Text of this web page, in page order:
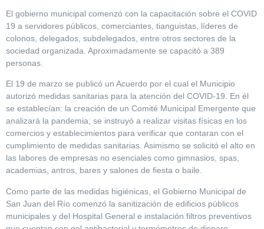
El gobierno municipal comenzó con la capacitación sobre el COVID
19 a servidores públicos, comerciantes, tianguistas, líderes de
colonos, delegados, subdelegados, entre otros sectores de la
sociedad organizada. Aproximadamente se capacitó a 389
personas.
El 19 de marzo se publicó un Acuerdo por el cual el Municipio
autorizó medidas sanitarias para la atención del COVID-19. En él
se establecían: la creación de un Comité Municipal Emergente que
analizará la pandemia; se instruyó a realizar visitas físicas en los
comercios y establecimientos para verificar que contaran con el
cumplimiento de medidas sanitarias. Asimismo se solicitó el alto en
las labores de empresas no esenciales como gimnasios, spas,
academias, antros, bares y salones de fiesta o baile.
Como parte de las medidas higiénicas, el Gobierno Municipal de
San Juan del Río comenzó la sanitización de edificios públicos
municipales y del Hospital General e instalación filtros preventivos